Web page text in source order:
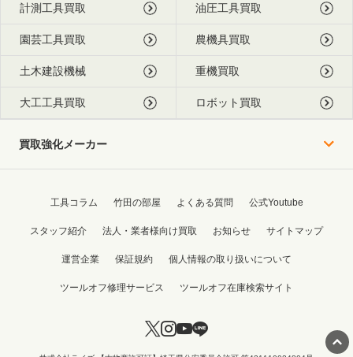
計測工具買取 油圧工具買取
園芸工具買取 農機具買取
土木建設機械 重機買取
大工工具買取 ロボット買取
買取強化メーカー
工具コラム 竹田の部屋 よくある質問 公式Youtube
スタッフ紹介 法人・業者様向け買取 お知らせ サイトマップ
運営企業 保証規約 個人情報の取り扱いについて
ツールオフ修理サービス ツールオフ在庫検索サイト